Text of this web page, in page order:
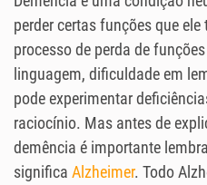
perder certas funções que
processo de perda de
linguagem, dificuldade em
pode experimentar
raciocínio. Mas antes de
demência é importante
significa Alzheimer. Todo